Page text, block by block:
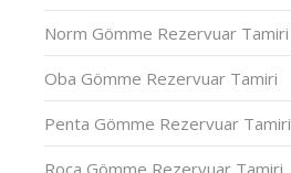
Norm Gömme Rezervuar Tamiri
Oba Gömme Rezervuar Tamiri
Penta Gömme Rezervuar Tamiri
Roca Gömme Rezervuar Tamiri